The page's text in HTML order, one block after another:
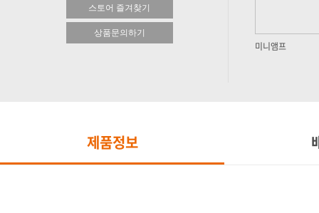
스토어 즐겨찾기
상품문의하기
미니앰프
제품정보